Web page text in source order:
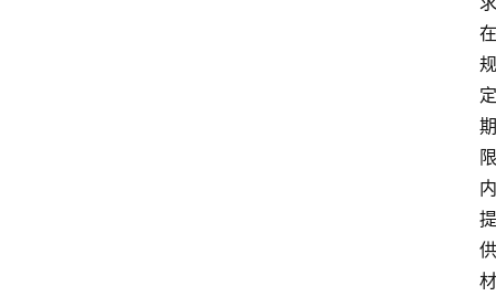
在
规
定
期
限
内
提
供
材